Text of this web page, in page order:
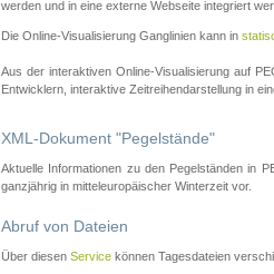
werden und in eine externe Webseite integriert
Die Online-Visualisierung Ganglinien kann in
Aus der interaktiven Online-Visualisierung auf
Entwicklern, interaktive Zeitreihendarstellung in
XML-Dokument "Pegelstände"
Aktuelle Informationen zu den Pegelständen in
ganzjährig in mitteleuropäischer Winterzeit vor.
Abruf von Dateien
Über diesen Service können Tagesdateien